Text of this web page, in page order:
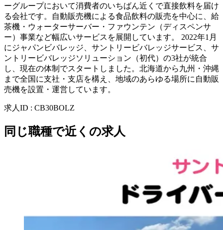
ーグループにおいて消費者のいちばん近くで直接飲料を届け
る会社です。自動販売機による食品飲料の販売を中心に、給
茶機・ウォーターサーバー・ファウンテン（ディスペンサ
ー）事業など幅広いサービスを展開しています。 2022年1月
にジャパンビバレッジ、サントリービバレッジサービス、サ
ントリービバレッジソリューション（初代）の3社が統合
し、現在の体制でスタートしました。北海道から九州・沖縄
まで全国に支社・支店を構え、地域のあらゆる場所に自動販
売機を設置・運営しています。
求人ID : CB30BOLZ
同じ職種で近くの求人